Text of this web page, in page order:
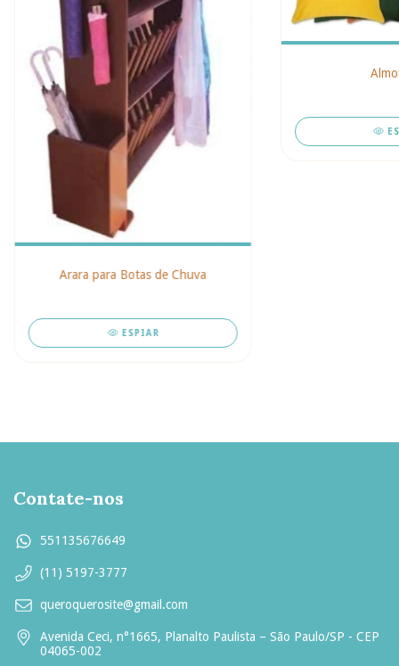
Arara para Botas de Chuva
ESPIAR
Contate-nos
551135676649
(11) 5197-3777
queroquerosite@gmail.com
Avenida Ceci, n°1665, Planalto Paulista – São Paulo/SP - CEP
04065-002